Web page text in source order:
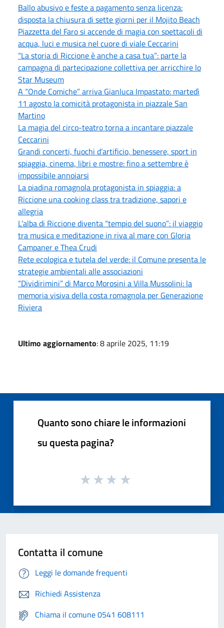
Ballo abusivo e feste a pagamento senza licenza:
disposta la chiusura di sette giorni per il Mojito Beach
Piazzetta del Faro si accende di magia con spettacoli di
acqua, luci e musica nel cuore di viale Ceccarini
“La storia di Riccione è anche a casa tua”: parte la
campagna di partecipazione collettiva per arricchire lo
Star Museum
A “Onde Comiche” arriva Gianluca Impastato: martedì
11 agosto la comicità protagonista in piazzale San
Martino
La magia del circo-teatro torna a incantare piazzale
Ceccarini
Grandi concerti, fuochi d’artificio, benessere, sport in
spiaggia, cinema, libri e mostre: fino a settembre è
impossibile annoiarsi
La piadina romagnola protagonista in spiaggia: a
Riccione una cooking class tra tradizione, sapori e
allegria
L’alba di Riccione diventa “tempio del suono”: il viaggio
tra musica e meditazione in riva al mare con Gloria
Campaner e Thea Crudi
Rete ecologica e tutela del verde: il Comune presenta le
strategie ambientali alle associazioni
“Dividirimini” di Marco Morosini a Villa Mussolini: la
memoria visiva della costa romagnola per Generazione
Riviera
Ultimo aggiornamento: 8 aprile 2025, 11:19
Quanto sono chiare le informazioni
su questa pagina?
Contatta il comune
Leggi le domande frequenti
Richiedi Assistenza
Chiama il comune 0541 608111